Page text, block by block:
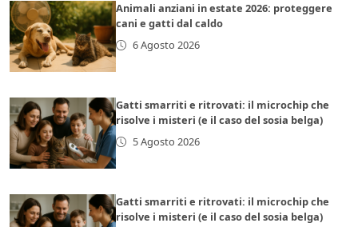
Animali anziani in estate 2026: proteggere
cani e gatti dal caldo
6 Agosto 2026
Gatti smarriti e ritrovati: il microchip che
risolve i misteri (e il caso del sosia belga)
5 Agosto 2026
Gatti smarriti e ritrovati: il microchip che
risolve i misteri (e il caso del sosia belga)